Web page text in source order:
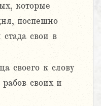
которые
поспешно
стада свои в
своего к слову
своих и